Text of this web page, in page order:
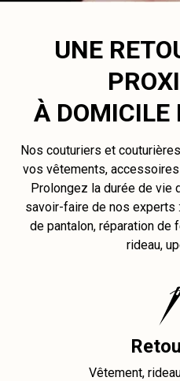
UNE
À DOMICILE
Nos couturiers et
vos vêtements,
Prolongez la durée de vie
savoir-faire de nos experts
de pantalon, réparation de
rideau,
Vêtement,